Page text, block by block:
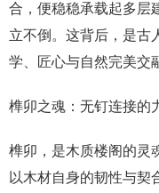
合，便稳稳承载起多层
立不倒。这背后，是古
学、匠心与自然完美交
榫卯之魂：无钉连接的
榫卯，是木质楼阁的灵
以木材自身的韧性与契